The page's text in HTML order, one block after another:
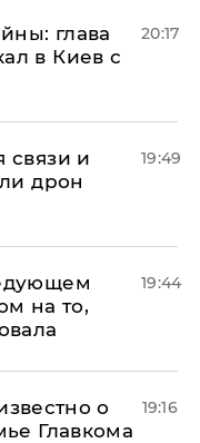
глава
в Киев с
20:17
связи и
дрон
19:49
на то,
19:44
о
Главкома
19:16